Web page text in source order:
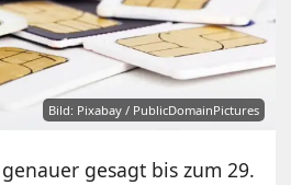
Bild: Pixabay / PublicDomainPictures
gesagt bis zum 29.